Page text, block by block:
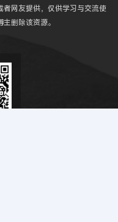
网友提供，仅供学习与交流使
删除该资源。